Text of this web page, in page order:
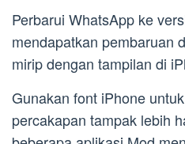
Perbarui WhatsApp ke
mendapatkan pembaruan
mirip dengan tampilan di
Gunakan font iPhone
percakapan tampak lebih